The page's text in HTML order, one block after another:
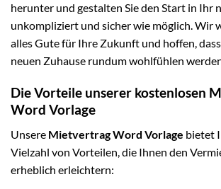
herunter und gestalten Sie den Start in Ihr
unkompliziert und sicher wie möglich. Wir
alles Gute für Ihre Zukunft und hoffen,
neuen Zuhause rundum wohlfühlen
Die Vorteile unserer kostenlosen
Word Vorlage
Unsere Mietvertrag Word Vorlage bietet
Vielzahl von Vorteilen, die Ihnen den
erheblich erleichtern: